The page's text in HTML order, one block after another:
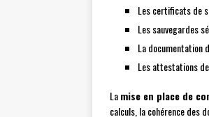
Les certificats de
Les sauvegardes
La documentation
Les attestations
Lamise en place de
calculs, la cohérence des